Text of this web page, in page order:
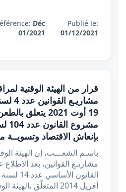
Publié le:
01/12/2021
Déc
01/2021
قرار من الهيئة الوقتية
19 أوت 2021
بإنعاش الاقتصاد
باسـم الشعـــب، إن الهيئة
مشاريـع القوانين، بعد
أفريل 2014 المتعلّق